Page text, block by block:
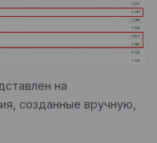
на
созданные вручную,